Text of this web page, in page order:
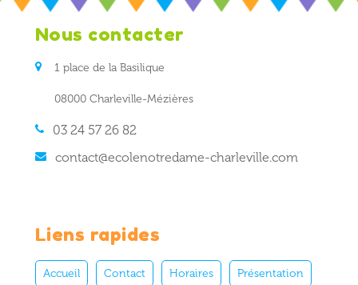
Nous contacter
1 place de la Basilique
08000 Charleville-Mézières
03 24 57 26 82
contact@ecolenotredame-charleville.com
Liens rapides
Accueil Contact Horaires Présentation